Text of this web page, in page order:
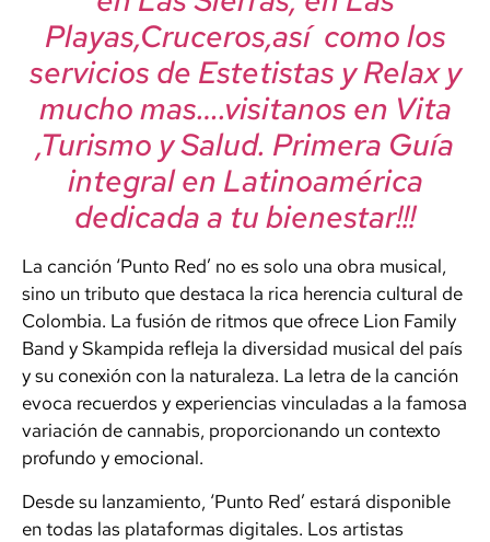
Playas,Cruceros,así como los
servicios de Estetistas y Relax y
mucho mas….visitanos en Vita
,Turismo y Salud. Primera Guía
integral en Latinoamérica
dedicada a tu bienestar!!!
La canción ‘Punto Red’ no es solo una obra musical,
sino un tributo que destaca la rica herencia cultural de
Colombia. La fusión de ritmos que ofrece Lion Family
Band y Skampida refleja la diversidad musical del país
y su conexión con la naturaleza. La letra de la canción
evoca recuerdos y experiencias vinculadas a la famosa
variación de cannabis, proporcionando un contexto
profundo y emocional.
Desde su lanzamiento, ‘Punto Red’ estará disponible
en todas las plataformas digitales. Los artistas